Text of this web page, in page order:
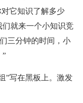
它知识了解多少
就来一个小知识竞
三分钟的时间，小
”
”写在黑板上。激发